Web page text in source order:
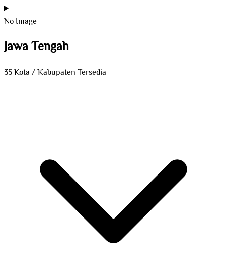
No Image
Jawa Tengah
35 Kota / Kabupaten Tersedia